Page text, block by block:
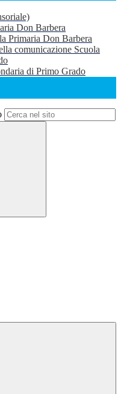
Don Barbera
Primaria Don Barbera
comunicazione Scuola
di Primo Grado